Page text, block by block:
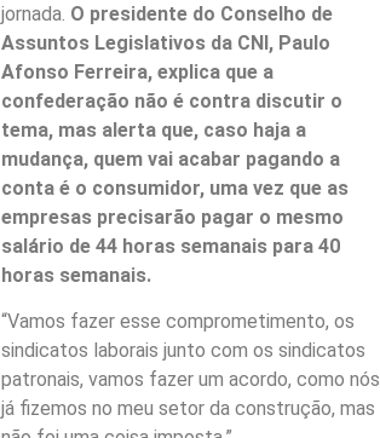
jornada. O presidente do Conselho de
Assuntos Legislativos da CNI, Paulo
Afonso Ferreira, explica que a
confederação não é contra discutir o
tema, mas alerta que, caso haja a
mudança, quem vai acabar pagando a
conta é o consumidor, uma vez que as
empresas precisarão pagar o mesmo
salário de 44 horas semanais para 40
horas semanais.
“Vamos fazer esse comprometimento, os
sindicatos laborais junto com os sindicatos
patronais, vamos fazer um acordo, como nós
já fizemos no meu setor da construção, mas